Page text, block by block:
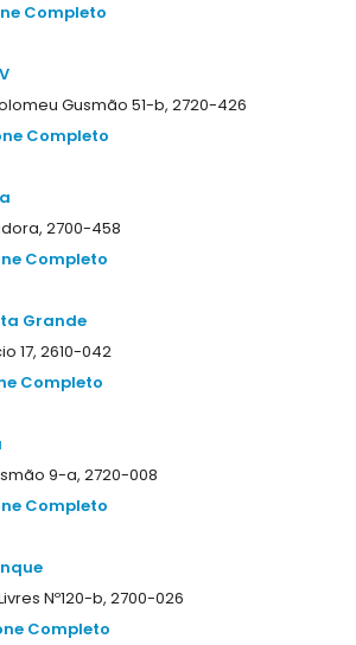
Completo
Gusmão 51-b, 2720-426
Completo
2700-458
Completo
Grande
17, 2610-042
Completo
9-a, 2720-008
Completo
Nº120-b, 2700-026
Completo